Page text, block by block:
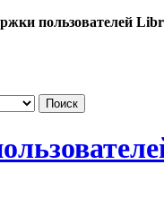
пользователей